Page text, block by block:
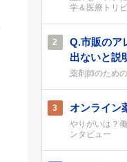
学＆医療トリ
2
Q.市販のア
出ないと説
薬剤師のため
3 オンライン
やりがいは？
ンタビュー